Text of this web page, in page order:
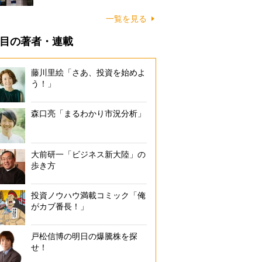
一覧を見る
の著者・連載
藤川里絵「さあ、投資を始めよ
う！」
森口亮「まるわかり市況分析」
大前研一「ビジネス新大陸」の
歩き方
投資ノウハウ満載コミック「俺
がカブ番長！」
戸松信博の明日の爆騰株を探
せ！